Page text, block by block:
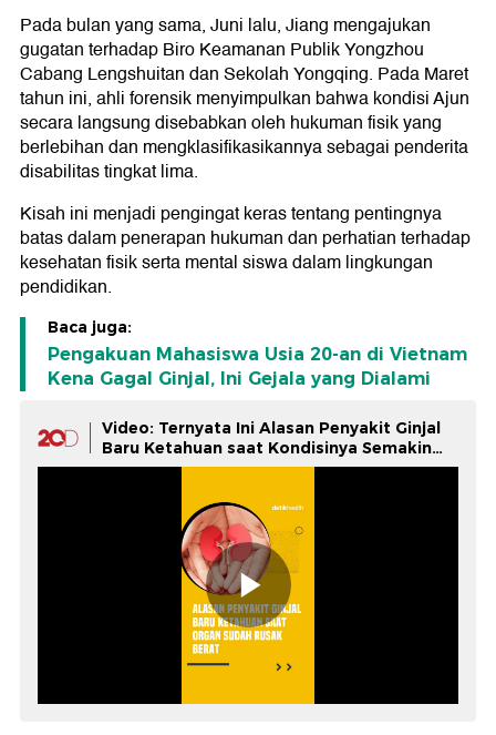
Pada bulan yang sama, Juni lalu, Jiang mengajukan
gugatan terhadap Biro Keamanan Publik Yongzhou
Cabang Lengshuitan dan Sekolah Yongqing. Pada Maret
tahun ini, ahli forensik menyimpulkan bahwa kondisi Ajun
secara langsung disebabkan oleh hukuman fisik yang
berlebihan dan mengklasifikasikannya sebagai penderita
disabilitas tingkat lima.
Kisah ini menjadi pengingat keras tentang pentingnya
batas dalam penerapan hukuman dan perhatian terhadap
kesehatan fisik serta mental siswa dalam lingkungan
pendidikan.
Baca juga:
Pengakuan Mahasiswa Usia 20-an di Vietnam
Kena Gagal Ginjal, Ini Gejala yang Dialami
Video: Ternyata Ini Alasan Penyakit Ginjal
Baru Ketahuan saat Kondisinya Semakin
Parah